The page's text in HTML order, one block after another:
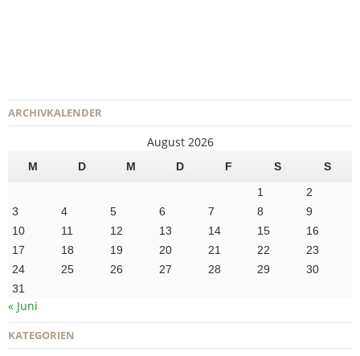
ARCHIVKALENDER
August 2026
M D M D F S
S
1
2
3
4 5 6 7 8
9
10
11 12 13 14 15
16
17
18 19 20 21 22
23
24
25 26 27 28 29
30
31
« Juni
KATEGORIEN